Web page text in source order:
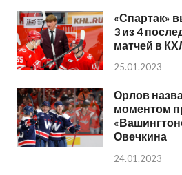
«Спартак»
3 из 4
матчей в
25.01.2023
Орлов
моментом
Овечкина
24.01.2023